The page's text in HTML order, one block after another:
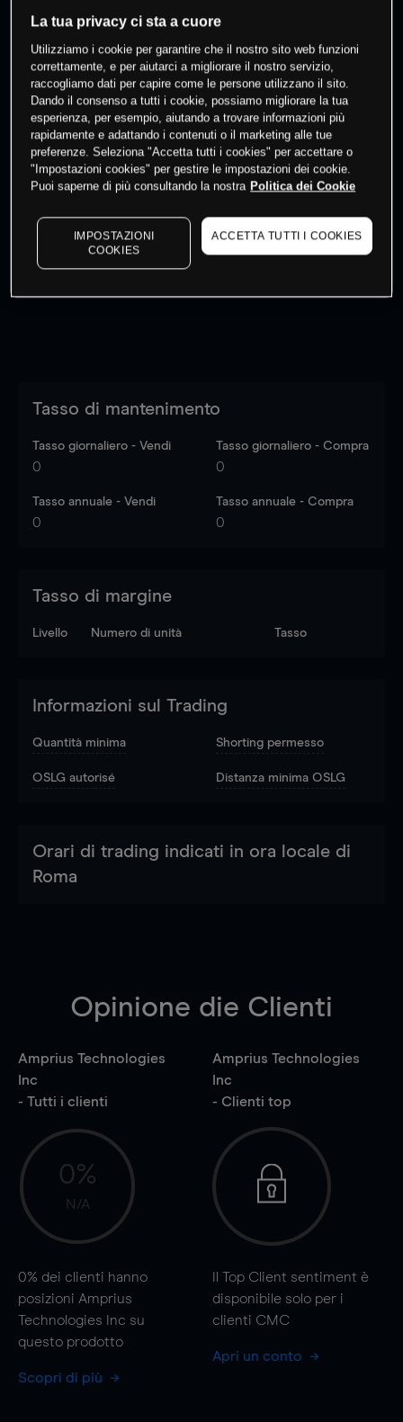
0 % dei clienti hanno posizioni
questo prodotto
Fai trading
I prezzi sono solo indicativi. Accediper vedere gli ultimi
dati di mercato
to see latest market data
Tasso di mantenimento
Tasso giornaliero - Vendi
0
Tasso giornaliero - Compra
0
Tasso annuale - Vendi
0
Tasso annuale - Compra
0
Tasso di margine
Livello Numero di unità Tasso
Informazioni sul Trading
Quantità minima Shorting permesso
OSLG autorisé Distanza minima OSLG
Orari di trading indicati in ora locale di
Roma
Opinione die Clienti
Amprius Technologies
Inc
- Tutti i clienti
0%
N/A
0% dei clienti hanno
posizioni Amprius
Technologies Inc su
questo prodotto
Scopri di più
Amprius Technologies
Inc
- Clienti top
Il Top Client sentiment è
disponibile solo per i
clienti CMC
Apri un conto
La tua privacy ci sta a cuore
Utilizziamo i cookie per garantire che il nostro sito web funzioni
correttamente, e per aiutarci a migliorare il nostro servizio,
raccogliamo dati per capire come le persone utilizzano il sito.
Dando il consenso a tutti i cookie, possiamo migliorare la tua
esperienza, per esempio, aiutando a trovare informazioni più
rapidamente e adattando i contenuti o il marketing alle tue
preferenze. Seleziona "Accetta tutti i cookies" per accettare o
"Impostazioni cookies" per gestire le impostazioni dei cookie.
Puoi saperne di più consultando la nostra Politica dei Cookie
IMPOSTAZIONI
COOKIES
ACCETTA TUTTI I COOKIES